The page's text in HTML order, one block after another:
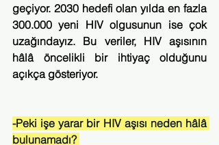
geçiyor. 2030 hedefi olan yılda en fazla
300.000 yeni HIV olgusunun ise çok
uzağındayız. Bu veriler, HIV aşısının
hâlâ öncelikli bir ihtiyaç olduğunu
açıkça gösteriyor.
-Peki işe yarar bir HIV aşısı neden hâlâ
bulunamadı?